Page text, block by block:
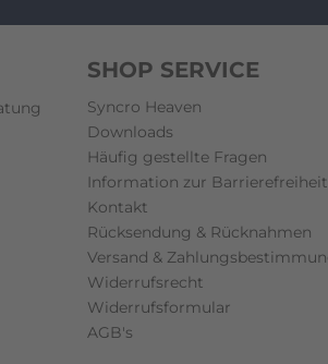
SHOP SERVICE
Syncro Heaven
Downloads
Häufig gestellte Fragen
Information zur Barrierefreiheit
Kontakt
Rücksendung & Rücknahmen
Versand &
Widerrufsrecht
Widerrufsformular
AGB's